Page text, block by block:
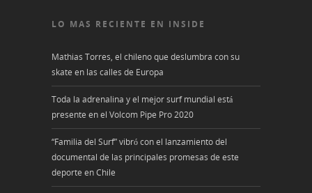
LO MAS RECIENTE EN INSIDE
Mathias Torres, el chileno que deslumbra con su
skate en las calles de Europa
Toda la adrenalina y el mejor surf mundial está
presente en el Volcom Pipe Pro 2020
“Familia del Surf” vibró con el lanzamiento del
documental de las principales promesas de este
deporte en Chile